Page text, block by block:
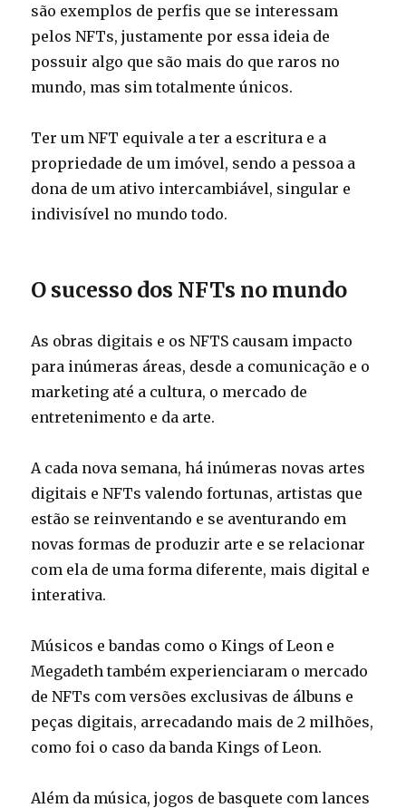
são exemplos de perfis que se interessam
pelos NFTs, justamente por essa ideia de
possuir algo que são mais do que raros no
mundo, mas sim totalmente únicos.
Ter um NFT equivale a ter a escritura e a
propriedade de um imóvel, sendo a pessoa a
dona de um ativo intercambiável, singular e
indivisível no mundo todo.
O sucesso dos NFTs no mundo
As obras digitais e os NFTS causam impacto
para inúmeras áreas, desde a comunicação e o
marketing até a cultura, o mercado de
entretenimento e da arte.
A cada nova semana, há inúmeras novas artes
digitais e NFTs valendo fortunas, artistas que
estão se reinventando e se aventurando em
novas formas de produzir arte e se relacionar
com ela de uma forma diferente, mais digital e
interativa.
Músicos e bandas como o Kings of Leon e
Megadeth também experienciaram o mercado
de NFTs com versões exclusivas de álbuns e
peças digitais, arrecadando mais de 2 milhões,
como foi o caso da banda Kings of Leon.
Além da música, jogos de basquete com lances